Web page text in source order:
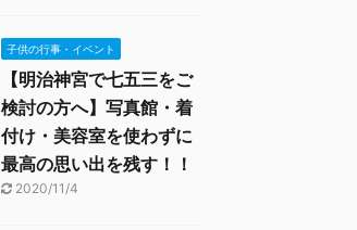
子供の行事・イベント
【明治神宮で七五三をご
検討の方へ】写真館・着
付け・美容室を使わずに
最高の思い出を残す！！
2020/11/4